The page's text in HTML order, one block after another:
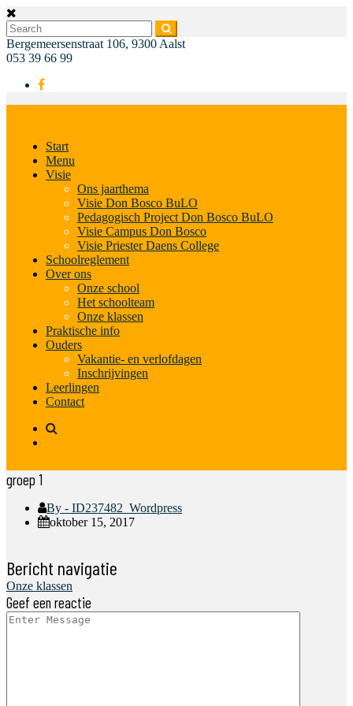
Bergemeersenstraat 106, 9300 Aalst
053 39 66 99
Start
Menu
Visie
Ons jaarthema
Visie Don Bosco BuLO
Pedagogisch Project Don Bosco BuLO
Visie Campus Don Bosco
Visie Priester Daens College
Schoolreglement
Over ons
Onze school
Het schoolteam
Onze klassen
Praktische info
Ouders
Vakantie- en verlofdagen
Inschrijvingen
Leerlingen
Contact
groep 1
By - ID237482_Wordpress
oktober 15, 2017
Bericht navigatie
Onze klassen
Geef een reactie